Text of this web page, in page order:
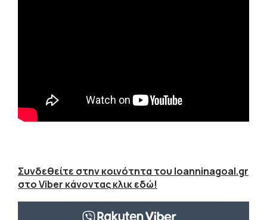
Συνδεθείτε στην κοινότητα του Ioanninagoal.gr
στο Viber κάνοντας κλικ εδώ!